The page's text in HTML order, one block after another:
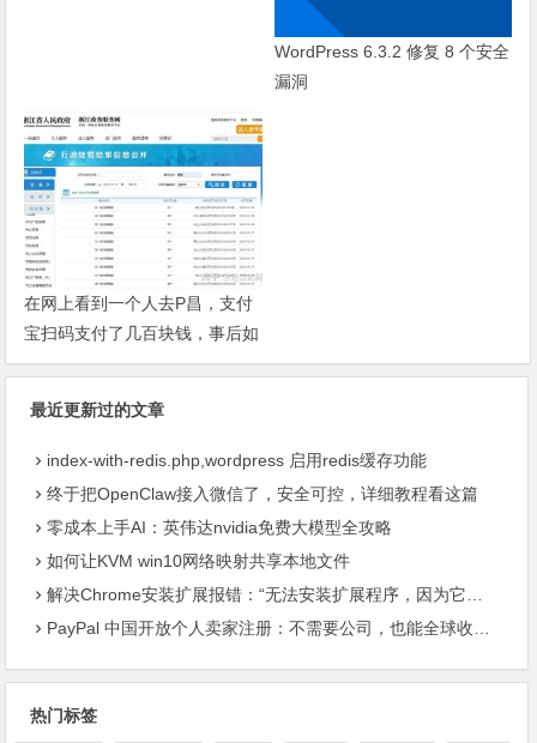
WordPress 6.3.2 修复 8 个安全
漏洞
在网上看到一个人去P昌，支付
宝扫码支付了几百块钱，事后如
果小姐被抓后会不会JC根据转
最近更新过的文章
index-with-redis.php,wordpress 启用redis缓存功能
终于把OpenClaw接入微信了，安全可控，详细教程看这篇
零成本上手AI：英伟达nvidia免费大模型全攻略
如何让KVM win10网络映射共享本地文件
解决Chrome安装扩展报错：“无法安装扩展程序，因为它使用了不受支持的清单版本“
PayPal 中国开放个人卖家注册：不需要公司，也能全球收款了
热门标签